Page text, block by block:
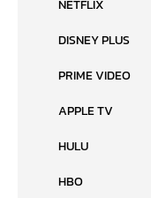
NETFLIX
DISNEY PLUS
PRIME VIDEO
APPLE TV
HULU
HBO